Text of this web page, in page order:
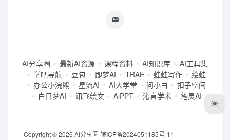
AI分享圈 最新AI资源 课程资料 AI知识库
AI工具集
学吧导航
豆包 即梦AI TRAE 蛙蛙写作
绘蛙
办公小浣熊
星流AI AI大学堂 问小白
扣子空间
白日梦AI
讯飞绘文 AiPPT 沁言学术 笔灵AI
Copyright © 2026 AI分享圈 皖ICP备2024051185号-11